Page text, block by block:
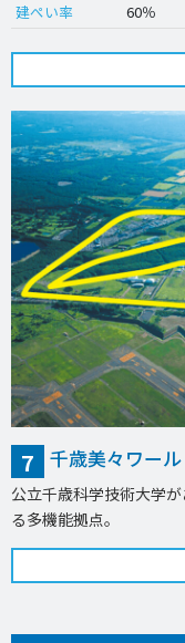
建ぺい率
60％
7 千歳美々ワール
公立千歳科学技術大学
る多機能拠点。